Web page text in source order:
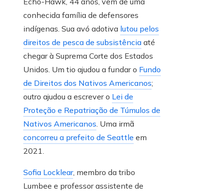
conhecida família de defensores
indígenas. Sua avó adotiva lutou pelos
direitos de pesca de subsistência até
chegar à Suprema Corte dos Estados
Unidos. Um tio ajudou a fundar o Fundo
de Direitos dos Nativos Americanos;
outro ajudou a escrever o Lei de
Proteção e Repatriação de Túmulos de
Nativos Americanos. Uma irmã
concorreu a prefeito de Seattle em
2021.
Sofia Locklear, membro da tribo
Lumbee e professor assistente de